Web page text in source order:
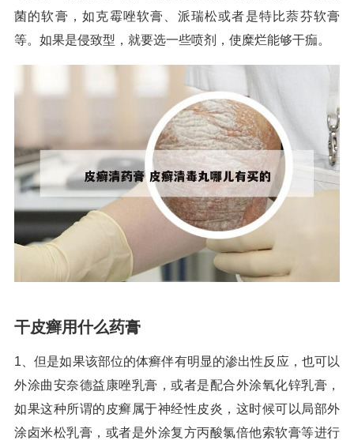
菌的软膏，如克霉唑软膏、派瑞松或者是特比萘芬软膏
等。如果是侵致型，就要选一些喷剂，使糜烂能够干痂。
干皮癣用什么药膏
1、但是如果该部位的体癣伴有明显的渗出性反应，也可以
外涂曲安奈德益康唑乳膏，或者是配合外涂氧化锌乳膏，
如果这种所谓的皮癣属于神经性皮炎，这时候可以局部外
涂卤米松乳膏，或者是外涂复方丙酸氯倍他索软膏等进行